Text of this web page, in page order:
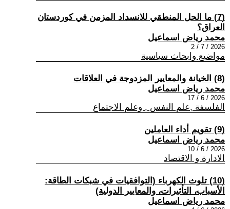
(7) ما الحل المنطقي للانسداد المزمن في كوردستان
العراق؟
محمد رياض اسماعيل
2026 / 7 / 2
مواضيع وابحاث سياسية
(8) الخيانة والمعايير المزدوجة في العلاقات
محمد رياض اسماعيل
2026 / 6 / 17
الفلسفة ,علم النفس , وعلم الاجتماع
(9) تقويم أداء العاملين
محمد رياض اسماعيل
2026 / 6 / 10
الادارة و الاقتصاد
(10) تلوث الكهرباء (التوافقيات في شبكات الطاقة:
الأسباب، التأثيرات، والمعايير الدولية)
محمد رياض اسماعيل